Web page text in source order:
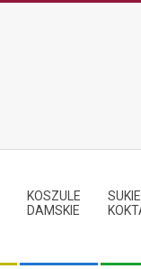
KOSZULE
DAMSKIE